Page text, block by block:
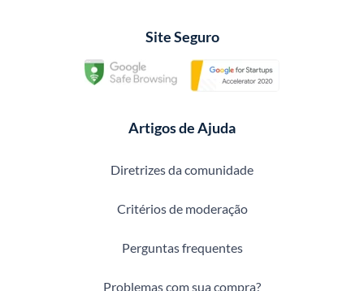
Site Seguro
Artigos de Ajuda
Diretrizes da comunidade
Critérios de moderação
Perguntas frequentes
Problemas com sua compra?